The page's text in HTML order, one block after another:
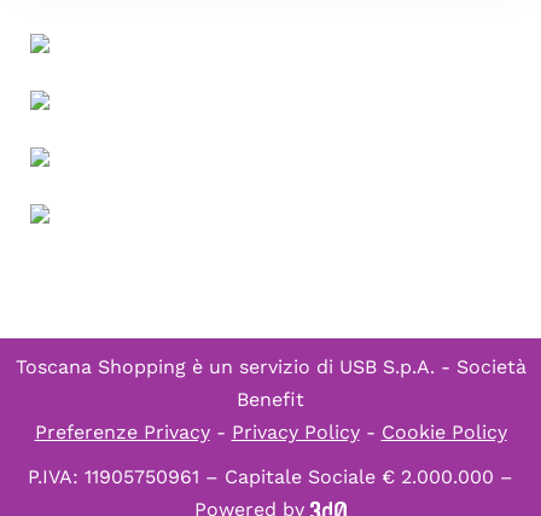
Toscana Shopping è un servizio di USB S.p.A. - Società
Benefit
Preferenze Privacy- Privacy Policy- Cookie Policy
P.IVA: 11905750961 – Capitale Sociale € 2.000.000 –
Powered by